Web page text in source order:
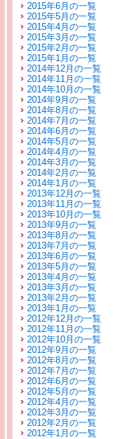
2015年6月の一覧
2015年5月の一覧
2015年4月の一覧
2015年3月の一覧
2015年2月の一覧
2015年1月の一覧
2014年12月の一覧
2014年11月の一覧
2014年10月の一覧
2014年9月の一覧
2014年8月の一覧
2014年7月の一覧
2014年6月の一覧
2014年5月の一覧
2014年4月の一覧
2014年3月の一覧
2014年2月の一覧
2014年1月の一覧
2013年12月の一覧
2013年11月の一覧
2013年10月の一覧
2013年9月の一覧
2013年8月の一覧
2013年7月の一覧
2013年6月の一覧
2013年5月の一覧
2013年4月の一覧
2013年3月の一覧
2013年2月の一覧
2013年1月の一覧
2012年12月の一覧
2012年11月の一覧
2012年10月の一覧
2012年9月の一覧
2012年8月の一覧
2012年7月の一覧
2012年6月の一覧
2012年5月の一覧
2012年4月の一覧
2012年3月の一覧
2012年2月の一覧
2012年1月の一覧